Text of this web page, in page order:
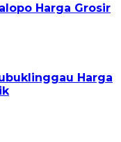
Harga Grosir
Harga